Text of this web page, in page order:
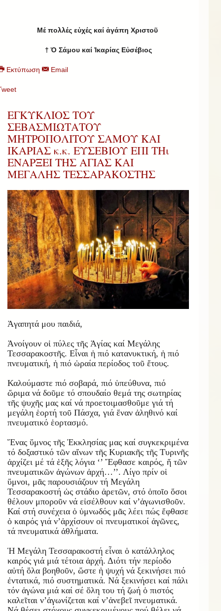
Μέ πολλές εὐχές καί ἀγάπη Χριστοῦ
† Ὁ Σάμου καί Ἰκαρίας Εὐσέβιος
Εκτύπωση Email
ΕΓΚΥΚΛΙΟΣ ΤΟΥ
ΣΕΒΑΣΜΙΩΤΑΤΟΥ
ΜΗΤΡΟΠΟΛΙΤΟΥ ΣΑΜΟΥ ΚΑΙ
ΙΚΑΡΙΑΣ κ.κ. ΕΥΣΕΒΙΟΥ ΕΠΙ ΤΗι
ΕΝΑΡΞΕΙ ΤΗΣ ΑΓΙΑΣ ΚΑΙ
ΜΕΓΑΛΗΣ ΤΕΣΣΑΡΑΚΟΣΤΗΣ
Ἀγαπητά μου παιδιά,
Ἀνοίγουν οἱ πύλες τῆς Ἁγίας καί Μεγάλης
Τεσσαρακοστῆς. Εἶναι ἡ πιό κατανυκτική, ἡ πιό
πνευματική, ἡ πιό ὡραία περίοδος τοῦ ἔτους.
Καλούμαστε πιό σοβαρά, πιό ὑπεύθυνα, πιό
ὥριμα νά δοῦμε τό σπουδαίο θεμά της σωτηρίας
τῆς ψυχῆς μας καί νά προετοιμασθοῦμε γιά τή
μεγάλη ἑορτή τοῦ Πάσχα, γιά ἕναν ἀληθινό καί
πνευματικό ἑορτασμό.
Ἕνας ὕμνος τῆς Ἐκκλησίας μας καί συγκεκριμένα
τό δοξαστικό τῶν αἴνων τῆς Κυριακῆς τῆς Τυρινῆς
ἀρχίζει μέ τά ἑξῆς λόγια ‘’ Ἔφθασε καιρός, ἥ τῶν
πνευματικῶν ἀγώνων ἀρχή…’’. Λίγο πρίν οἱ
ὕμνοι, μᾶς παρουσιάζουν τή Μεγάλη
Τεσσαρακοστή ὡς στάδιο ἀρετῶν, στό ὁποῖο ὅσοι
θέλουν μποροῦν νά εἰσέλθουν καί ν’ἀγωνισθοῦν.
Καί στή συνέχεια ὁ ὑμνωδός μᾶς λέει πώς ἔφθασε
ὁ καιρός γιά ν’ἀρχίσουν οἱ πνευματικοί ἀγῶνες,
τά πνευματικά ἀθλήματα.
Ἡ Μεγάλη Τεσσαρακοστή εἶναι ὁ κατάλληλος
καιρός γιά μιά τέτοια ἀρχή. Διότι τήν περίοδο
αὐτή ὅλα βοηθοῦν, ὥστε ἡ ψυχή νά ξεκινήσει πιό
ἐντατικά, πιό συστηματικά. Νά ξεκινήσει καί πάλι
τόν ἀγώνα μιά καί σέ ὅλη του τή ζωή ὁ πιστός
καλεῖται ν’ἀγωνίζεται καί ν’ἀνεβεῖ πνευματικά.